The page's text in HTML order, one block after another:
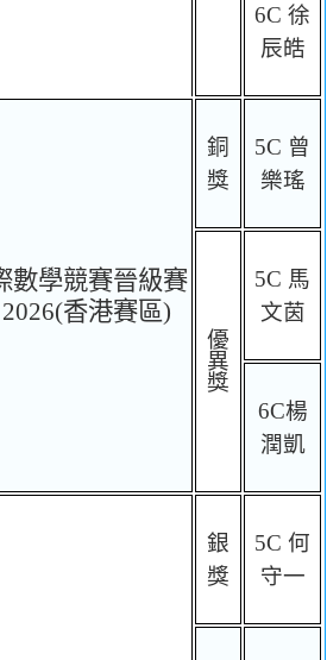
6C 徐
辰皓
數學競賽晉級賽
香港賽區)
銅
獎
5C 曾
樂瑤
優
異
獎
5C 馬
文茵
6C楊
潤凱
銀
獎
5C 何
守一